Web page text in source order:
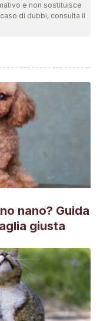
e non sostituisce
di dubbi, consulta il
nano? Guida
giusta